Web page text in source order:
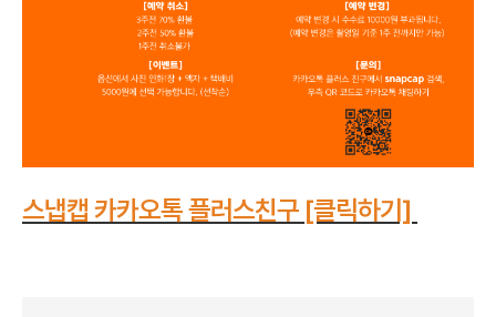
스냅캡 카카오톡 플러스친구 [클릭하기]